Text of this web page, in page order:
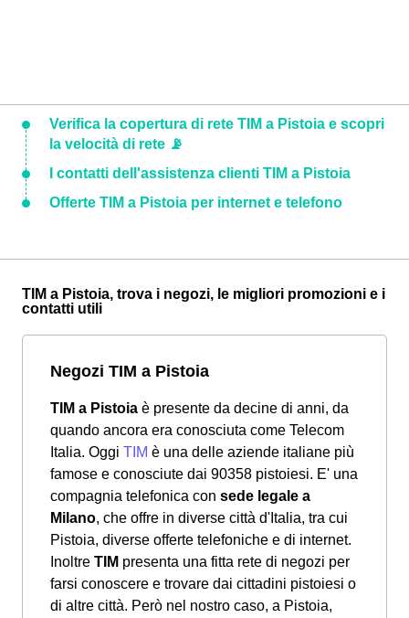
Verifica la copertura di rete TIM a Pistoia e scopri
la velocità di rete 📡
I contatti dell'assistenza clienti TIM a Pistoia
Offerte TIM a Pistoia per internet e telefono
TIM a Pistoia, trova i negozi, le migliori promozioni e i
contatti utili
Negozi TIM a Pistoia
TIM a Pistoia è presente da decine di anni, da
quando ancora era conosciuta come Telecom
Italia. Oggi TIM è una delle aziende italiane più
famose e conosciute dai 90358 pistoiesi. E' una
compagnia telefonica con sede legale a
Milano, che offre in diverse città d'Italia, tra cui
Pistoia, diverse offerte telefoniche e di internet.
Inoltre TIM presenta una fitta rete di negozi per
farsi conoscere e trovare dai cittadini pistoiesi o
di altre città. Però nel nostro caso, a Pistoia,